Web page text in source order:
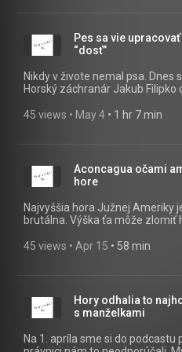
zážitky sú z konského chrbta
Pes sa vie
“dosť”
Nikdy v živote nemal psa. Dnes
Horský záchranár Jakub Filipko
vycvičil výnimočného psa,
ani drony psí čuch nenahradia Pes do prírody patrí . Aj keď
slovenské zákony s tým občas
45 views • May 4 • 1 hr 7 min
Aconcagua očami
hore
Najvyššia hora Južnej Ameriky
brutálna. Výška ťa môže zlomiť
podcaste čakaj kontrasty: - steak a víno v basecampe - zimu,
na skutočné vysokohorské
45 views • Apr 15 • 58 min
Hory odhalia to
s manželkami
Na 1. apríla sme si do podcastu